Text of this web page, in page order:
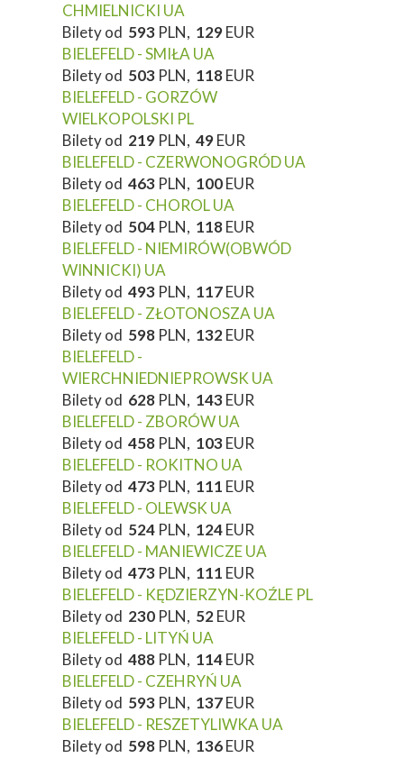
CHMIELNICKI UA
Bilety od 593 PLN, 129EUR
BIELEFELD - SMIŁA UA
Bilety od 503 PLN, 118EUR
BIELEFELD - GORZÓW
WIELKOPOLSKI PL
Bilety od 219 PLN, 49EUR
BIELEFELD - CZERWONOGRÓD UA
Bilety od 463 PLN, 100EUR
BIELEFELD - CHOROL UA
Bilety od 504 PLN, 118EUR
BIELEFELD - NIEMIRÓW(OBWÓD
WINNICKI) UA
Bilety od 493 PLN, 117EUR
BIELEFELD - ZŁOTONOSZA UA
Bilety od 598 PLN, 132EUR
BIELEFELD -
WIERCHNIEDNIEPROWSK UA
Bilety od 628 PLN, 143EUR
BIELEFELD - ZBORÓW UA
Bilety od 458 PLN, 103EUR
BIELEFELD - ROKITNO UA
Bilety od 473 PLN, 111 EUR
BIELEFELD - OLEWSK UA
Bilety od 524 PLN, 124EUR
BIELEFELD - MANIEWICZE UA
Bilety od 473 PLN, 111 EUR
BIELEFELD - KĘDZIERZYN-KOŹLE PL
Bilety od 230 PLN, 52EUR
BIELEFELD - LITYŃ UA
Bilety od 488 PLN, 114EUR
BIELEFELD - CZEHRYŃ UA
Bilety od 593 PLN, 137EUR
BIELEFELD - RESZETYLIWKA UA
Bilety od 598 PLN, 136EUR